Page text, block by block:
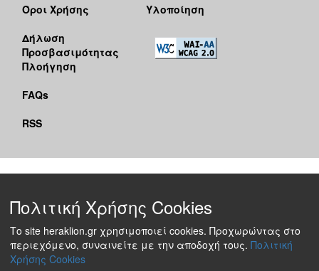
Όροι Χρήσης
Δήλωση
Προσβασιμότητας
Πλοήγηση
FAQs
RSS
Υλοποίηση
Πολιτική Χρήσης Cookies
Το site heraklion.gr χρησιμοποιεί cookies. Προχωρώντας στο
περιεχόμενο, συναινείτε με την αποδοχή τους. Πολιτική
Χρήσης Cookies